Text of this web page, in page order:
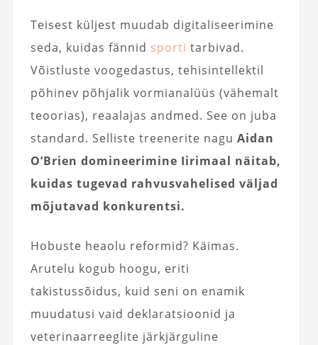
Teisest küljest muudab digitaliseerimine
seda, kuidas fännid sporti tarbivad.
Võistluste voogedastus, tehisintellektil
põhinev põhjalik vormianalüüs (vähemalt
teoorias), reaalajas andmed. See on juba
standard. Selliste treenerite nagu Aidan
O’Brien domineerimine Iirimaal näitab,
kuidas tugevad rahvusvahelised väljad
mõjutavad konkurentsi.
Hobuste heaolu reformid? Käimas.
Arutelu kogub hoogu, eriti
takistussõidus, kuid seni on enamik
muudatusi vaid deklaratsioonid ja
veterinaarreeglite järkjärguline